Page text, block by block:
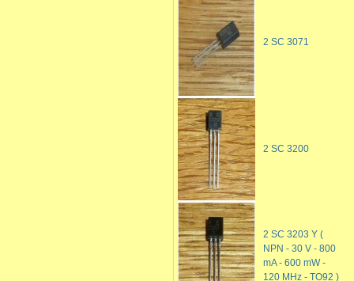
2 SC 3071
2 SC 3200
2 SC 3203 Y (
NPN - 30 V - 800
mA - 600 mW -
120 MHz - TO92 )